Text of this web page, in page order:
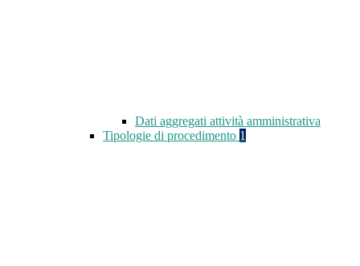
Dati aggregati attività amministrativa
Tipologie di procedimento 1